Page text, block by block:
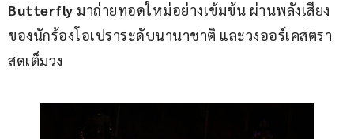
Butterfly มาถ่ายทอดใหม่อย่างเข้มข้น ผ่านพลังเสียง
ของนักร้องโอเปราระดับนานาชาติ และวงออร์เคสตรา
สดเต็มวง